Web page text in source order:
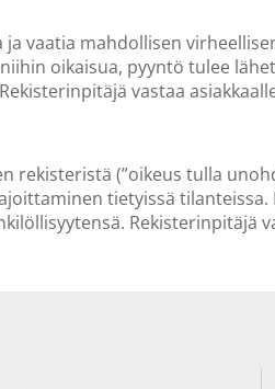
vaatia mahdollisen
oikaisua, pyyntö tulee
vastaa
rekisteristä (”oikeus tulla
tietyissä
Rekisterinpitäjä